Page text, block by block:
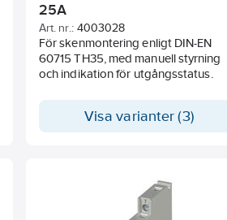
25A
Art. nr.: 4003028
För skenmontering enligt DIN-EN
60715 TH35, med manuell styrning
och indikation för utgångsstatus.
Visa varianter (3)